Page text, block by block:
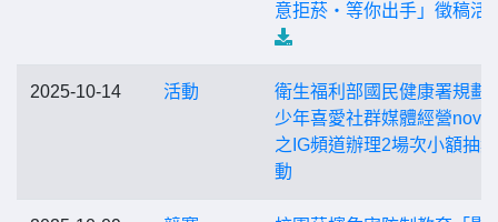
意拒菸‧等你出手」徵稿活
2025-10-14 活動
衛生福利部國民健康署規劃
少年喜愛社群媒體經營
之IG頻道辦理2場次小額抽
動